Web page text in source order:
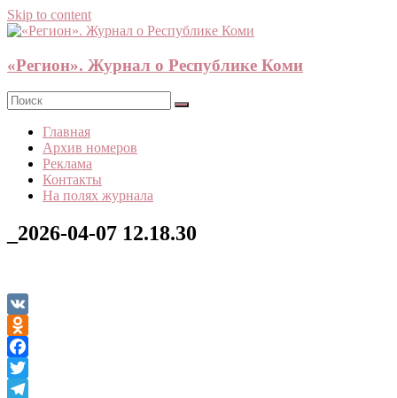
Skip to content
«Регион». Журнал о Республике Коми
Главная
Архив номеров
Реклама
Контакты
На полях журнала
_2026-04-07 12.18.30
VK
Odnoklassniki
Facebook
Twitter